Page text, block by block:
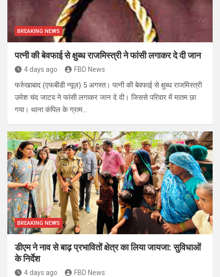
BREAKING NEWS
पत्नी की बेवफाई से क्षुब्ध राजमिस्त्री ने फांसी लगाकर दे दी जान
4 days ago FBD News
फर्रुखाबाद (एफबीडी न्यूज़) 5 अगस्त। पत्नी की बेवफाई से क्षुब्ध राजमिस्त्री
उमेश चंद जाटव ने फांसी लगाकर जान दे दी। जिससे परिवार में मातम छा
गया। थाना कंपिल के ग्राम…
BREAKING NEWS
डीएम ने नाव से बाढ़ प्रभावितों क्षेत्र का लिया जायजा: सुविधाओं
के निर्देश
4 days ago FBD News